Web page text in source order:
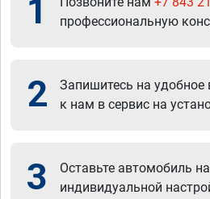
1
профессиональную
2
Запишитесь на удобное
к нам в сервис на
3
Оставьте автомобиль
индивидуальной